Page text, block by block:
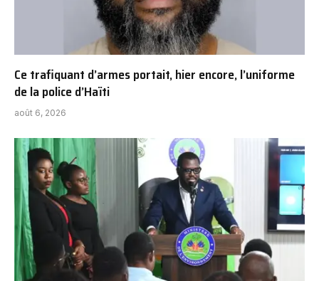
Ce trafiquant d’armes portait, hier encore, l’uniforme
de la police d’Haïti
août 6, 2026